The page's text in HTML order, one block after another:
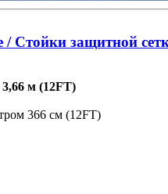
Стойки защитной
м (12FT)
366 см (12FT)